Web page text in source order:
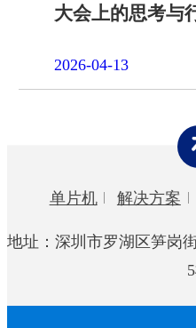
大会上的思考与
2026-04-13
单片机 解决方案
地址：深圳市罗湖区笋岗